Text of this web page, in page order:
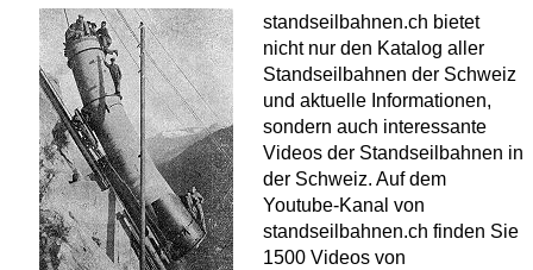
standseilbahnen.ch bietet
nicht nur den Katalog aller
Standseilbahnen der Schweiz
und aktuelle Informationen,
sondern auch interessante
Videos der Standseilbahnen in
der Schweiz. Auf dem
Youtube-Kanal von
standseilbahnen.ch finden Sie
1500 Videos von